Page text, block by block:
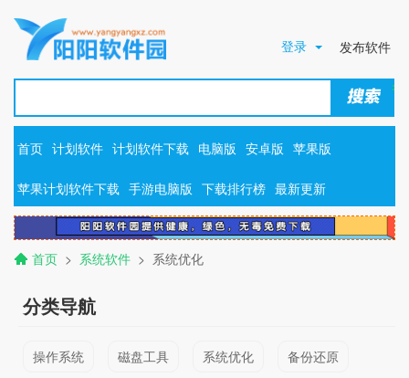
登录 发布软件
首页 计划软件 计划软件下载 电脑版 安卓版 苹果版
苹果计划软件下载 手游电脑版 下载排行榜 最新更新
首页 > 系统软件 > 系统优化
分类导航
操作系统 磁盘工具 系统优化 备份还原